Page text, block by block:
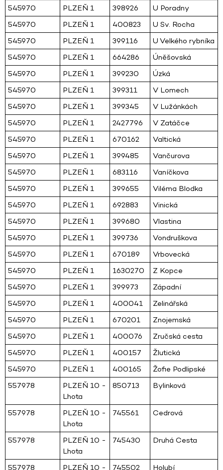
545970
PLZEŇ 1 398926
U Poradny
545970
PLZEŇ 1 400823
U Sv. Rocha
545970
PLZEŇ 1 399116
U Velkého rybníka
545970
PLZEŇ 1 664286
Úněšovská
545970
PLZEŇ 1 399230
Úzká
545970
PLZEŇ 1 399311
V Lomech
545970
PLZEŇ 1 399345
V Lužánkách
545970
PLZEŇ 1 2427796
V Zatáčce
545970
PLZEŇ 1 670162
Valtická
545970
PLZEŇ 1 399485
Vančurova
545970
PLZEŇ 1 683116
Vaníčkova
545970
PLZEŇ 1 399655
Viléma Blodka
545970
PLZEŇ 1 692883
Vinická
545970
PLZEŇ 1 399680
Vlastina
545970
PLZEŇ 1 399736
Vondruškova
545970
PLZEŇ 1 670189
Vrbovecká
545970
PLZEŇ 1 1630270
Z Kopce
545970
PLZEŇ 1 399973
Západní
545970
PLZEŇ 1 400041
Zelinářská
545970
PLZEŇ 1 670201
Znojemská
545970
PLZEŇ 1 400076
Zručská cesta
545970
PLZEŇ 1 400157
Žlutická
545970
PLZEŇ 1 400165
Žofie Podlipské
557978
PLZEŇ 10 -
Lhota
850713 Bylinková
557978
PLZEŇ 10 -
Lhota
745561 Cedrová
557978
PLZEŇ 10 -
Lhota
745430 Druhá Cesta
557978
PLZEŇ 10 -
745502 Holubí